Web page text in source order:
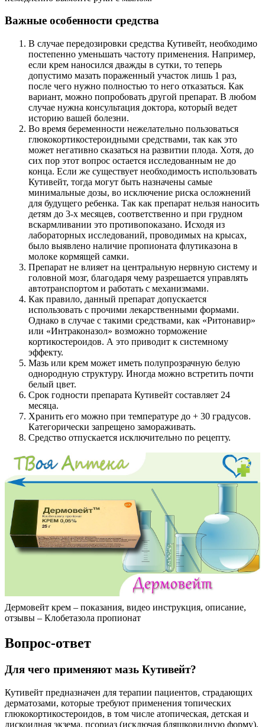
Важные особенности средства
В случае передозировки средства Кутивейт, необходимо
постепенно уменьшать частоту применения. Например,
если крем наносился дважды в сутки, то теперь
допустимо мазать пораженный участок лишь 1 раз,
после чего нужно полностью то него отказаться. Как
вариант, можно попробовать другой препарат. В любом
случае нужна консультация доктора, который ведет
историю вашей болезни.
Во время беременности нежелательно пользоваться
глюкокортикостероидными средствами, так как это
может негативно сказаться на развитии плода. Хотя, до
сих пор этот вопрос остается исследованным не до
конца. Если же существует необходимость использовать
Кутивейт, тогда могут быть назначены самые
минимальные дозы, во исключение риска осложнений
для будущего ребенка. Так как препарат нельзя наносить
детям до 3-х месяцев, соответственно и при грудном
вскармливании это противопоказано. Исходя из
лабораторных исследований, проводимых на крысах,
было выявлено наличие пропионата флутиказона в
молоке кормящей самки.
Препарат не влияет на центральную нервную систему и
головной мозг, благодаря чему разрешается управлять
автотранспортом и работать с механизмами.
Как правило, данный препарат допускается
использовать с прочими лекарственными формами.
Однако в случае с такими средствами, как «Ритонавир»
или «Интраконазол» возможно торможение
кортикостероидов. А это приводит к системному
эффекту.
Мазь или крем может иметь полупрозрачную белую
однородную структуру. Иногда можно встретить почти
белый цвет.
Срок годности препарата Кутивейт составляет 24
месяца.
Хранить его можно при температуре до + 30 градусов.
Категорически запрещено замораживать.
Средство отпускается исключительно по рецепту.
Дермовейт крем – показания, видео инструкция, описание,
отзывы – Клобетазола пропионат
Вопрос-ответ
Для чего применяют мазь Кутивейт?
Кутивейт предназначен для терапии пациентов, страдающих
дерматозами, которые требуют применения топических
глюкокортикостероидов, в том числе атопическая, детская и
дискоидная экзема, псориаз (исключая бляшковидную форму),